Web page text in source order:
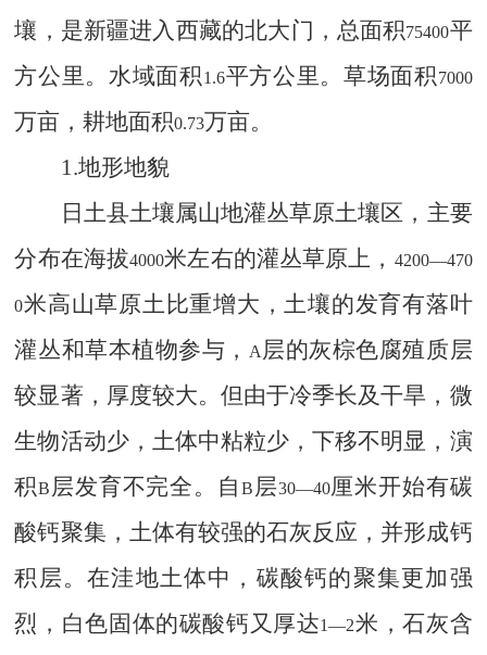
壤，是新疆进入西藏的北大门，总面积75400平
方公里。水域面积1.6平方公里。草场面积7000
万亩，耕地面积0.73万亩。
1.地形地貌
日土县土壤属山地灌丛草原土壤区，主要
分布在海拔4000米左右的灌丛草原上， 4200—470
0米高山草原土比重增大，土壤的发育有落叶
灌丛和草本植物参与，
A层的灰棕色腐殖质层
较显著，厚度较大。但由于冷季长及干旱，微
生物活动少，土体中粘粒少，下移不明显，演
积B 层发育不完全。自 B 层30—40厘米开始有碳
酸钙聚集，土体有较强的石灰反应，并形成钙
积层。在洼地土体中，碳酸钙的聚集更加强
烈，白色固体的碳酸钙又厚达1—2米，石灰含